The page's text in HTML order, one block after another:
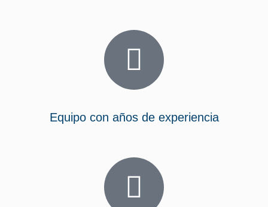
Equipo con años de experiencia